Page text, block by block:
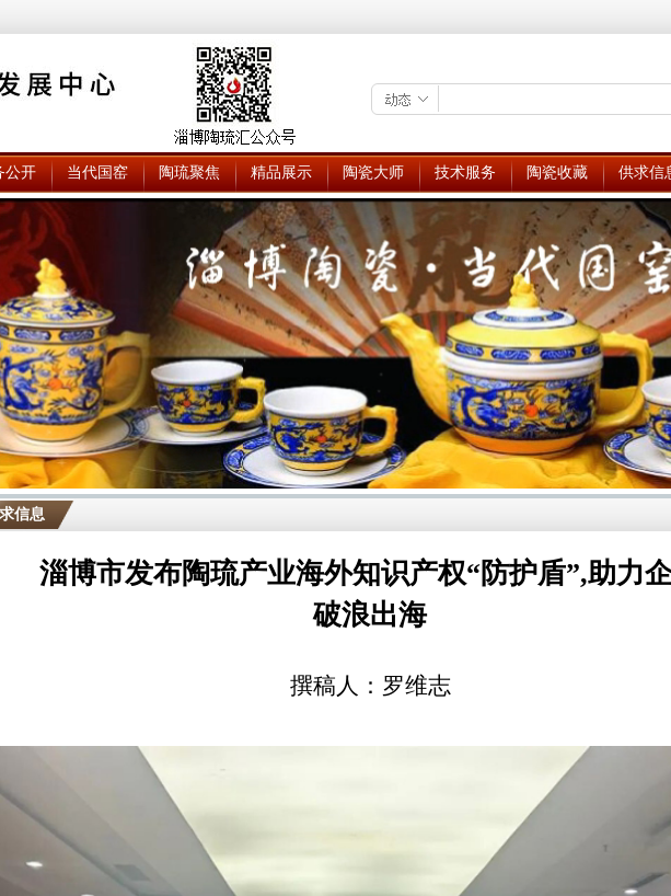
公开 当代国窑 陶琉聚焦 精品展示 陶瓷大师 技术服务 陶瓷收藏 供求信
信息
淄博市发布陶琉产业海外知识产权“防护盾”,助力
破浪出海
撰稿人：罗维志